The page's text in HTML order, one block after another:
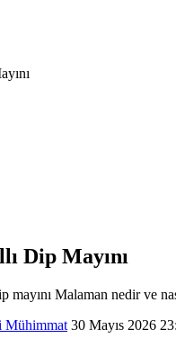
Dip Mayını
mayını Malaman nedir ve
Mühimmat 30 Mayıs 2026